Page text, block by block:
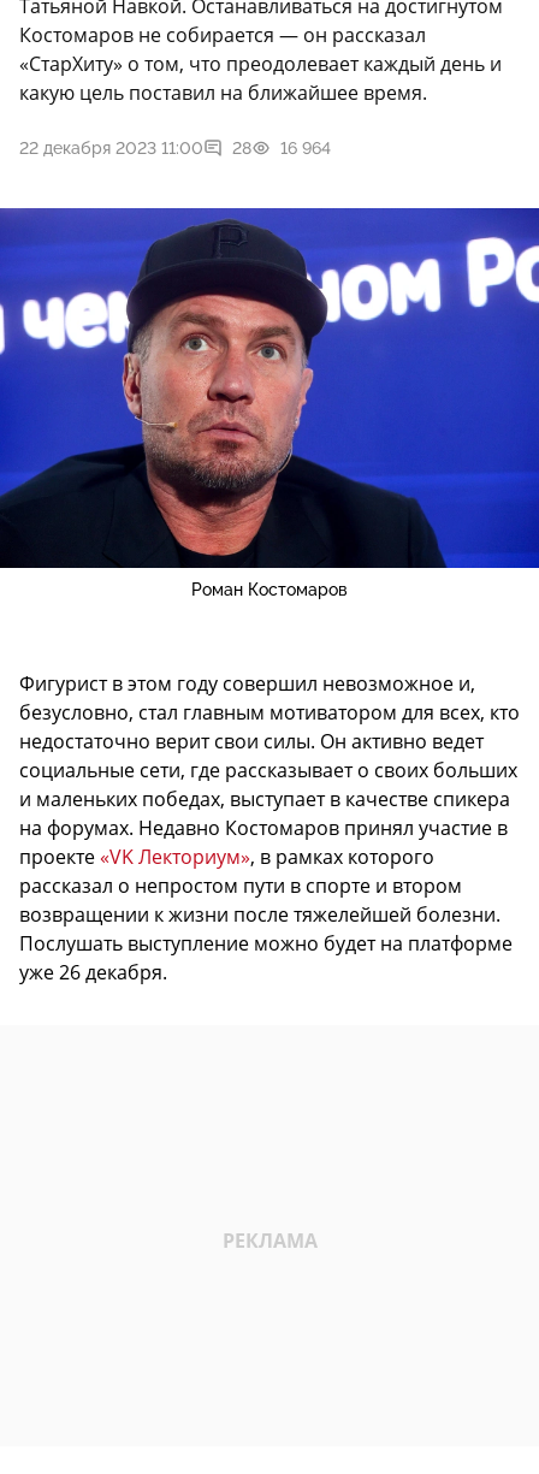
Татьяной Навкой. Останавливаться на достигнутом
Костомаров не собирается — он рассказал
«СтарХиту» о том, что преодолевает каждый день и
какую цель поставил на ближайшее время.
22 декабря 2023 11:00 28 16 964
Роман Костомаров
Фигурист в этом году совершил невозможное и,
безусловно, стал главным мотиватором для всех, кто
недостаточно верит свои силы. Он активно ведет
социальные сети, где рассказывает о своих больших
и маленьких победах, выступает в качестве спикера
на форумах. Недавно Костомаров принял участие в
проекте«VK Лекториум», в рамках которого
рассказал о непростом пути в спорте и втором
возвращении к жизни после тяжелейшей болезни.
Послушать выступление можно будет на платформе
уже 26 декабря.